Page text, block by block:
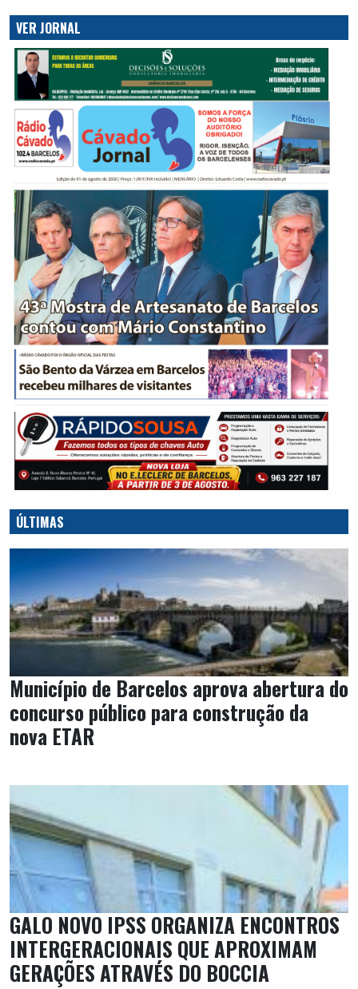
VER JORNAL
ÚLTIMAS
Município de Barcelos aprova abertura do
concurso público para construção da
nova ETAR
GALO NOVO IPSS ORGANIZA ENCONTROS
INTERGERACIONAIS QUE APROXIMAM
GERAÇÕES ATRAVÉS DO BOCCIA